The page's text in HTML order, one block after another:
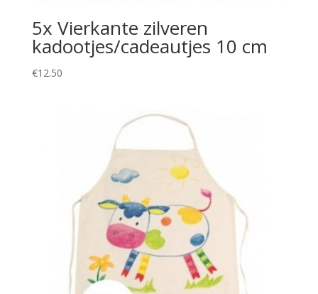
5x Vierkante zilveren
kadootjes/cadeautjes 10 cm
€12.50